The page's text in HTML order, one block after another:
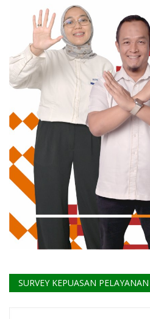
SURVEY KEPUASAN PELAYANAN